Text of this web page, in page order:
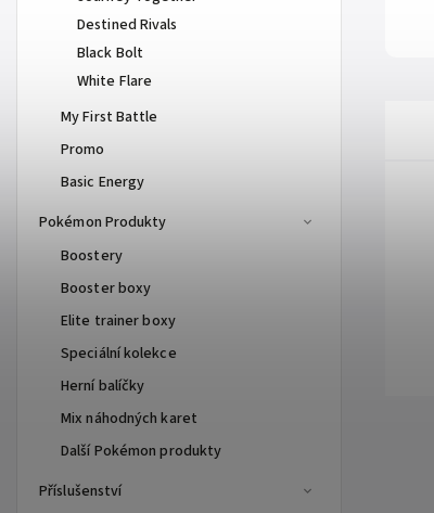
Destined Rivals
Black Bolt
White Flare
My First Battle
Promo
Basic Energy
Pokémon Produkty
Boostery
Booster boxy
Elite trainer boxy
Speciální kolekce
Herní balíčky
Mix náhodných karet
Další Pokémon produkty
Příslušenství